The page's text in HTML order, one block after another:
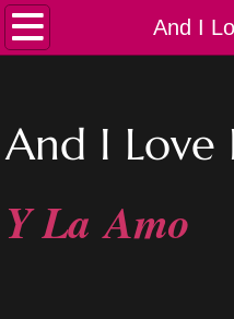
And I
Inicio
Lecciones
And I Love
Y La Amo